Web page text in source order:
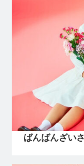
ばんばんざい